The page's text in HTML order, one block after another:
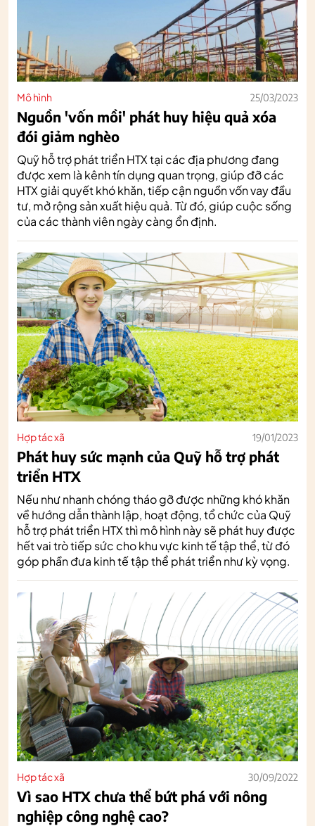
Mô hình 25/03/2023
Nguồn 'vốn mồi' phát huy hiệu quả xóa
đói giảm nghèo
Quỹ hỗ trợ phát triển HTX tại các địa phương đang
được xem là kênh tín dụng quan trọng, giúp đỡ các
HTX giải quyết khó khăn, tiếp cận nguồn vốn vay đầu
tư, mở rộng sản xuất hiệu quả. Từ đó, giúp cuộc sống
của các thành viên ngày càng ổn định.
Hợp tác xã 19/01/2023
Phát huy sức mạnh của Quỹ hỗ trợ phát
triển HTX
Nếu như nhanh chóng tháo gỡ được những khó khăn
về hướng dẫn thành lập, hoạt động, tổ chức của Quỹ
hỗ trợ phát triển HTX thì mô hình này sẽ phát huy được
hết vai trò tiếp sức cho khu vực kinh tế tập thể, từ đó
góp phần đưa kinh tế tập thể phát triển như kỳ vọng.
Hợp tác xã 30/09/2022
Vì sao HTX chưa thể bứt phá với nông
nghiệp công nghệ cao?